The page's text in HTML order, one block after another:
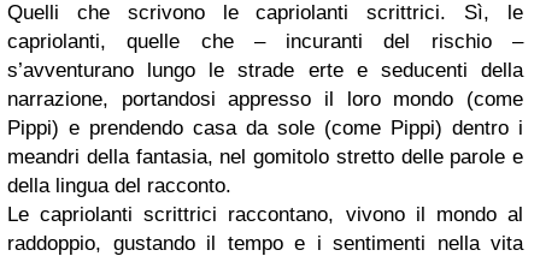
Quelli che scrivono le capriolanti scrittrici. Sì, le
capriolanti, quelle che – incuranti del rischio –
s’avventurano lungo le strade erte e seducenti della
narrazione, portandosi appresso il loro mondo (come
Pippi) e prendendo casa da sole (come Pippi) dentro i
meandri della fantasia, nel gomitolo stretto delle parole e
della lingua del racconto.
Le capriolanti scrittrici raccontano, vivono il mondo al
raddoppio, gustando il tempo e i sentimenti nella vita